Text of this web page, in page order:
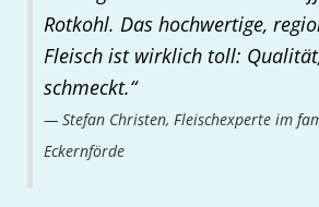
Rotkohl. Das hochwertige,
Fleisch ist wirklich toll:
schmeckt.“
Stefan Christen, Fleischexperte im
Eckernförde